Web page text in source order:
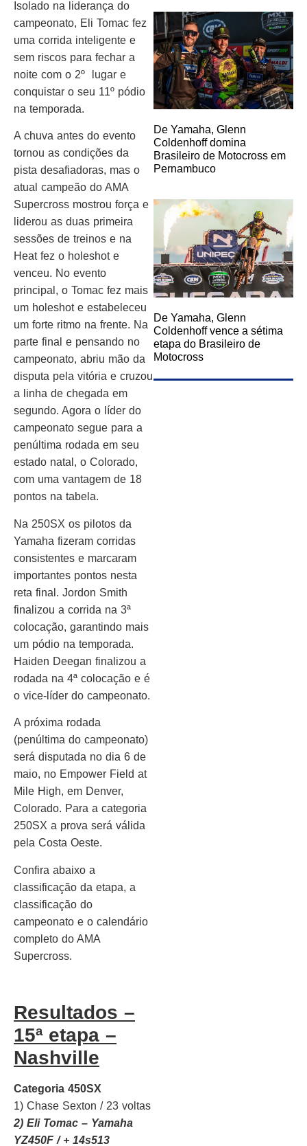
Isolado na liderança do
campeonato, Eli Tomac fez
uma corrida inteligente e
sem riscos para fechar a
noite com o 2º lugar e
conquistar o seu 11º pódio
na temporada.
A chuva antes do evento
tornou as condições da
pista desafiadoras, mas o
atual campeão do AMA
Supercross mostrou força e
liderou as duas primeira
sessões de treinos e na
Heat fez o holeshot e
venceu. No evento
principal, o Tomac fez mais
um holeshot e estabeleceu
um forte ritmo na frente. Na
parte final e pensando no
campeonato, abriu mão da
disputa pela vitória e cruzou
a linha de chegada em
segundo. Agora o líder do
campeonato segue para a
penúltima rodada em seu
estado natal, o Colorado,
com uma vantagem de 18
pontos na tabela.
Na 250SX os pilotos da
Yamaha fizeram corridas
consistentes e marcaram
importantes pontos nesta
reta final. Jordon Smith
finalizou a corrida na 3ª
colocação, garantindo mais
um pódio na temporada.
Haiden Deegan finalizou a
rodada na 4ª colocação e é
o vice-líder do campeonato.
A próxima rodada
(penúltima do campeonato)
será disputada no dia 6 de
maio, no Empower Field at
Mile High, em Denver,
Colorado. Para a categoria
250SX a prova será válida
pela Costa Oeste.
Confira abaixo a
classificação da etapa, a
classificação do
campeonato e o calendário
completo do AMA
Supercross.
Resultados –
15ª etapa –
Nashville
Categoria 450SX
1) Chase Sexton / 23 voltas
2) Eli Tomac – Yamaha
YZ450F / + 14s513
De Yamaha, Glenn
Coldenhoff domina
Brasileiro de Motocross em
Pernambuco
De Yamaha, Glenn
Coldenhoff vence a sétima
etapa do Brasileiro de
Motocross